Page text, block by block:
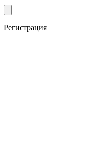
Регистрация